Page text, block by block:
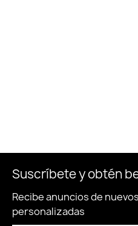
Suscríbete y obtén
Recibe anuncios de
personalizadas